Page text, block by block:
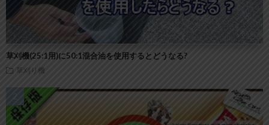
草刈機(25:1用)に50:1混合油を使用するとどうなる?
草刈り機